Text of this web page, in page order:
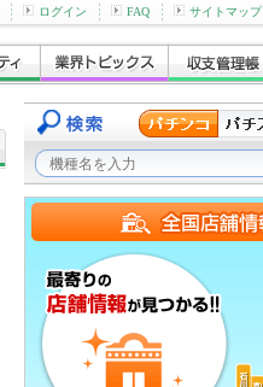
ログイン FAQ サイトマップ